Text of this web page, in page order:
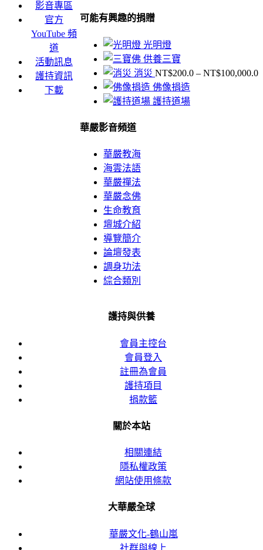
果：
可能有興趣的捐贈
光明燈
供養三寶
消災 NT$200.0 – NT$100,000.0
佛像捐造
護持道場
華嚴影音頻道
華嚴教海
海雲法語
華嚴禪法
華嚴念佛
生命教育
壇城介紹
導覽簡介
論壇發表
調身功法
綜合類別
影音專區
官方
YouTube 頻
道
活動訊息
護持資訊
下載
護持與供養
會員主控台
會員登入
註冊為會員
護持項目
捐款籃
關於本站
相關連結
隱私權政策
網站使用條款
大華嚴全球
華嚴文化-鶴山嵐
社群與線上